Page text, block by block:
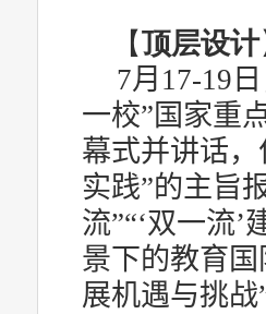
【顶层设计
7月 17-19
一校”国家重
幕式并讲话
实践”的主旨
流”“‘双一流
景下的教育
展机遇与挑